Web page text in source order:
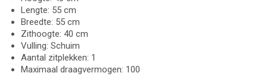
Lengte: 55 cm
Breedte: 55 cm
Zithoogte: 40 cm
Vulling: Schuim
Aantal zitplekken: 1
Maximaal draagvermogen: 100